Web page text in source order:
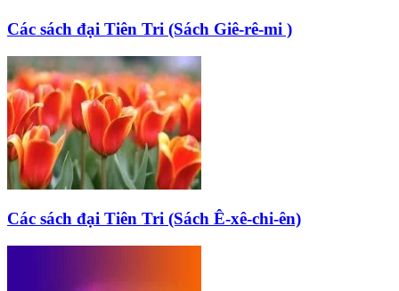
Các sách đại Tiên Tri (Sách Giê-rê-mi )
Các sách đại Tiên Tri (Sách Ê-xê-chi-ên)